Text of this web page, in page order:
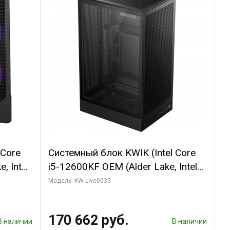
Intel
наличии
Системный блок KWIK (Intel Core
i5-12600KF OEM (Alder Lake, Intel
7, C10 4EC/6PC// 64 ГБ ОЗУ/ Ninja
SSD)
Модель: KW-Live0035
170 662 руб. В наличии